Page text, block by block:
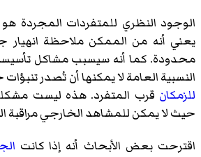
الوجود النظري للمتفردات المجردة
يعني أنه من الممكن ملاحظة انهيار
محدودة. كما أنه سيسبب مشاكل
النسبية العامة لا يمكنها أن تُصدر
للزمكان قرب المتفرد. هذه ليست
حيث لا يمكن للمشاهد الخارجي مراقبة
اقترحت بعض الأبحاث أنه إذا كانت